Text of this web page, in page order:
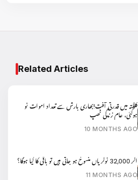
Related Articles
کلکتہ میں قدرتی آفت!بھاری بارش سے تعداد اموات نو
ہوگئی، عام زندگی ٹھپ
10 MONTHS AGO
اگر 32,000 نوکریاں منسوخ ہو جاتی ہیں تو باقی کا کیا ہوگا؟
11 MONTHS AGO